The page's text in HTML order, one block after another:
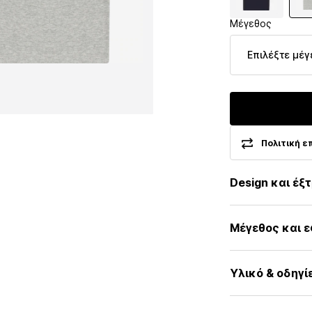
Μέγεθος
Επιλέξτε
Πολιτική
Design και
Ζέρσεϊ
Βαμβάκι
Στρόγγυλη
Γαζωμένο
Μέγεθος και
Εφαρμογή:
Υλικό &